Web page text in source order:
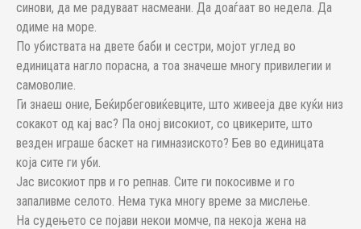
синови, да ме радуваат насмеани. Да доаѓаат во недела. Да
одиме на море.
По убиствата на двете баби и сестри, мојот углед во
единицата нагло порасна, а тоа значеше многу привилегии и
самоволие.
Ги знаеш оние, Беќирбеговиќевците, што живееја две куќи низ
сокакот од кај вас? Па оној високиот, со цвикерите, што
везден играше баскет на гимназиското? Бев во единицата
која сите ги уби.
Јас високиот прв и го репнав. Сите ги покосивме и го
запаливме селото. Нема тука многу време за мислење.
На судењето се појави некои момче, па некоја жена на